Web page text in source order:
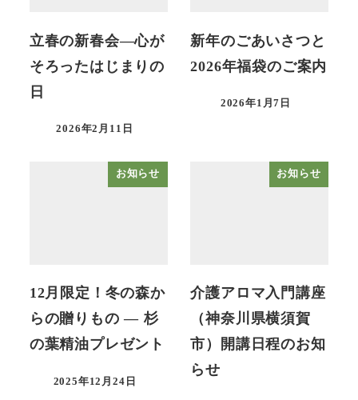
立春の新春会―心が
そろったはじまりの
日
2026年2月11日
新年のごあいさつと
2026年福袋のご案内
2026年1月7日
お知らせ
12月限定！冬の森か
らの贈りもの — 杉
の葉精油プレゼント
2025年12月24日
お知らせ
介護アロマ入門講座
（神奈川県横須賀
市）開講日程のお知
らせ